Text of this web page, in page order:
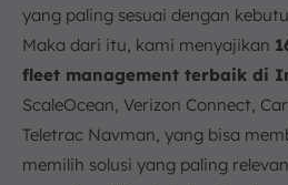
4. Risiko Keamanan dan
5. Tidak Adanya Visibilitas
6. Biaya Operasional
Tips Memilih Fleet
1. Identifikasi Kebutuhan
2. Pastikan Fitur Sesuai
yang paling sesuai dengan
Maka dari itu, kami menyajikan
fleet management terbaik di
ScaleOcean, Verizon Connect,
Teletrac Navman, yang bisa
memilih solusi yang paling